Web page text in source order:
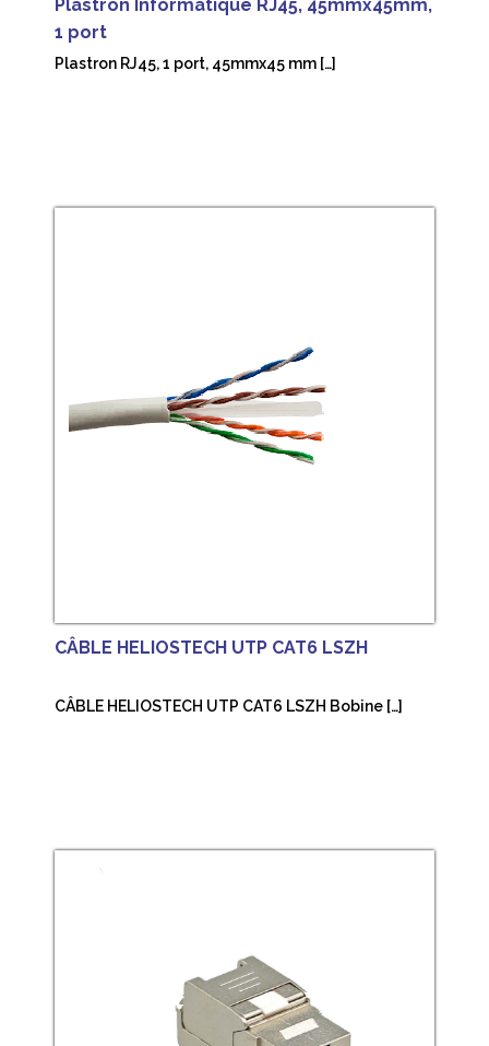
Plastron Informatique RJ45, 45mmx45mm,
1 port
Plastron RJ45, 1 port, 45mmx45 mm […]
CÂBLE HELIOSTECH UTP CAT6 LSZH
CÂBLE HELIOSTECH UTP CAT6 LSZH Bobine […]